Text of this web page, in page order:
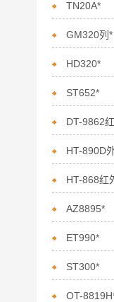
TN20A*
GM320列*
HD320*
ST652*
DT-9862
HT-890D
HT-868红
AZ8895*
ET990*
ST300*
OT-